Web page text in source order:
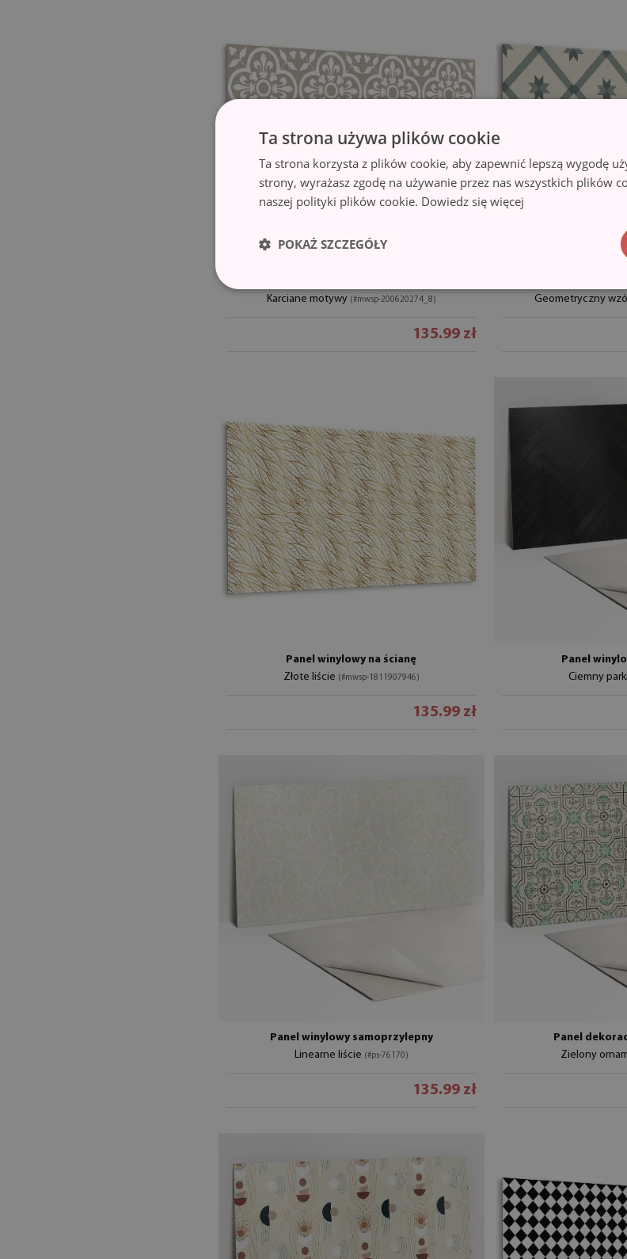
Karciane motywy (#mwsp-200620274_8)
135.99 zł
Geometryczny
Panel winylowy na ścianę
Złote liście (#mwsp-1811907946)
135.99 zł
Panel
Ciemny
Panel winylowy samoprzylepny
Linearne liście (#ps-76170)
135.99 zł
Panel
Zielony
Ta strona używa plików cookie
Ta strona korzysta z plików cookie, aby zapewnić lepszą wygodę
strony, wyrażasz zgodę na używanie przez nas wszystkich plików
naszej polityki plików cookie. Dowiedz się więcej
POKAŻ SZCZEGÓŁY